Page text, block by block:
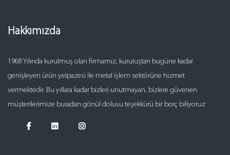
Hakkımızda
1968 Yılında kurulmuş olan firmamız, kuruluştan bugüne kadar
genişleyen ürün yelpazesi ile metal işlem sektörüne hizmet
vermektedir. Bu yıllara kadar bizleri unutmayan, bizlere güvenen
müşterilerimize buradan gönül dolusu teşekkürü bir borç biliyoruz